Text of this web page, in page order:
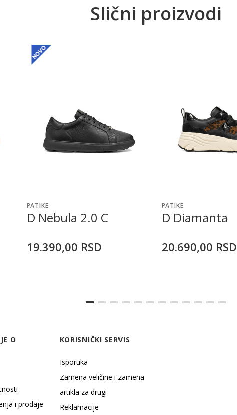
Slični proizvodi
PATIKE
D Nebula 2.0 C
19.390,00 RSD
PATIKE
D Diamanta
20.690,00 RSD
O
i prodaje
KORISNIČKI SERVIS
Isporuka
Zamena veličine i zamena
artikla za drugi
Reklamacije